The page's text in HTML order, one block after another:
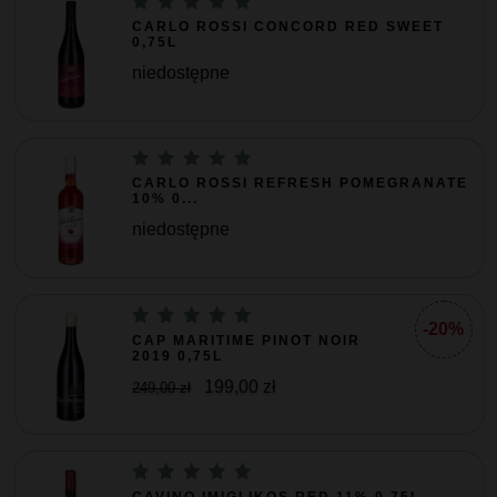
CARLO ROSSI CONCORD RED SWEET
0,75L
niedostępne
CARLO ROSSI REFRESH POMEGRANATE
10% 0...
niedostępne
-20%
CAP MARITIME PINOT NOIR
2019 0,75L
249,00 zł 199,00 zł